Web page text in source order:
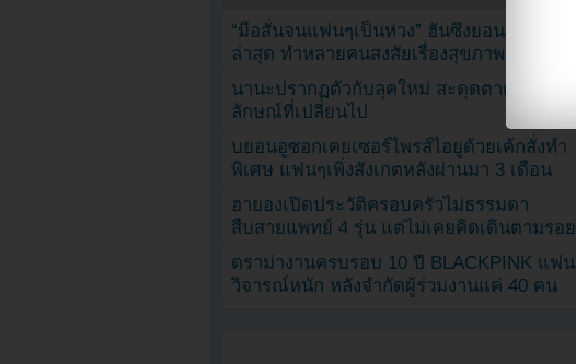
“มือสั่นจนแฟนๆเป็นห่วง” ฮันซึงยอนเผยภาพ
ล่าสุด ทำหลายคนสงสัยเรื่องสุขภาพ
นานะปรากฏตัวกับลุคใหม่ สะดุดตาด้วยภาพ
ลักษณ์ที่เปลี่ยนไป
บยอนอูซอกเคยเซอร์ไพรส์ไอยูด้วยเค้กสั่งทำ
พิเศษ แฟนๆเพิ่งสังเกตหลังผ่านมา 3 เดือน
ฮายองเปิดประวัติครอบครัวไม่ธรรมดา
สืบสายแพทย์ 4 รุ่น แต่ไม่เคยคิดเดินตามรอย
ดราม่างานครบรอบ 10 ปี BLACKPINK แฟน
วิจารณ์หนัก หลังจำกัดผู้ร่วมงานแค่ 40 คน